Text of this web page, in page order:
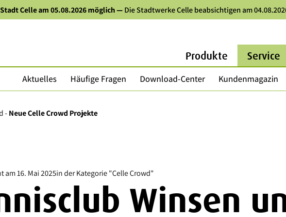
Celle am 05.08.2026 möglich— Die Stadtwerke Celle beabsichtigen am
Produkte Service
Aktuelles Häufige Fragen Download-Center Kundenmagazin
-Neue Celle Crowd Projekte
am16. Mai 2025in der Kategorie "Celle Crowd"
Winsen